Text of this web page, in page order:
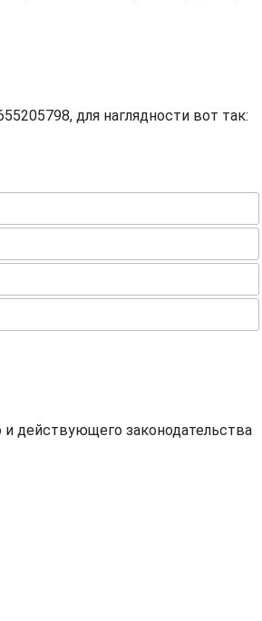
для наглядности вот так:
действующего законодательства